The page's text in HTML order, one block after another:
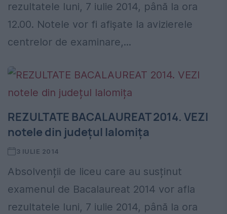
rezultatele luni, 7 iulie 2014, până la ora
12.00. Notele vor fi afișate la avizierele
centrelor de examinare,...
REZULTATE BACALAUREAT 2014. VEZI
notele din județul Ialomița
3 IULIE 2014
Absolvenții de liceu care au susținut
examenul de Bacalaureat 2014 vor afla
rezultatele luni, 7 iulie 2014, până la ora